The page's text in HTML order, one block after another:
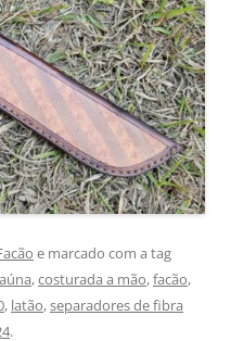
e marcado com a tag
,costurada a mão,facão,
, latão,separadores de fibra
.